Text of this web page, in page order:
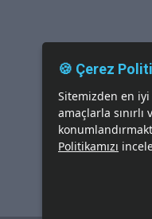
🍪 Çerez
Sitemizden en
amaçlarla
Politikamızı